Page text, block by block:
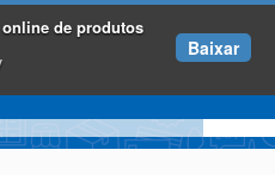
de produtos
Baixar